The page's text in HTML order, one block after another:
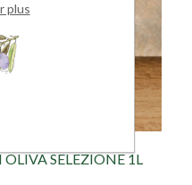
SELEZIONE 1L
plus